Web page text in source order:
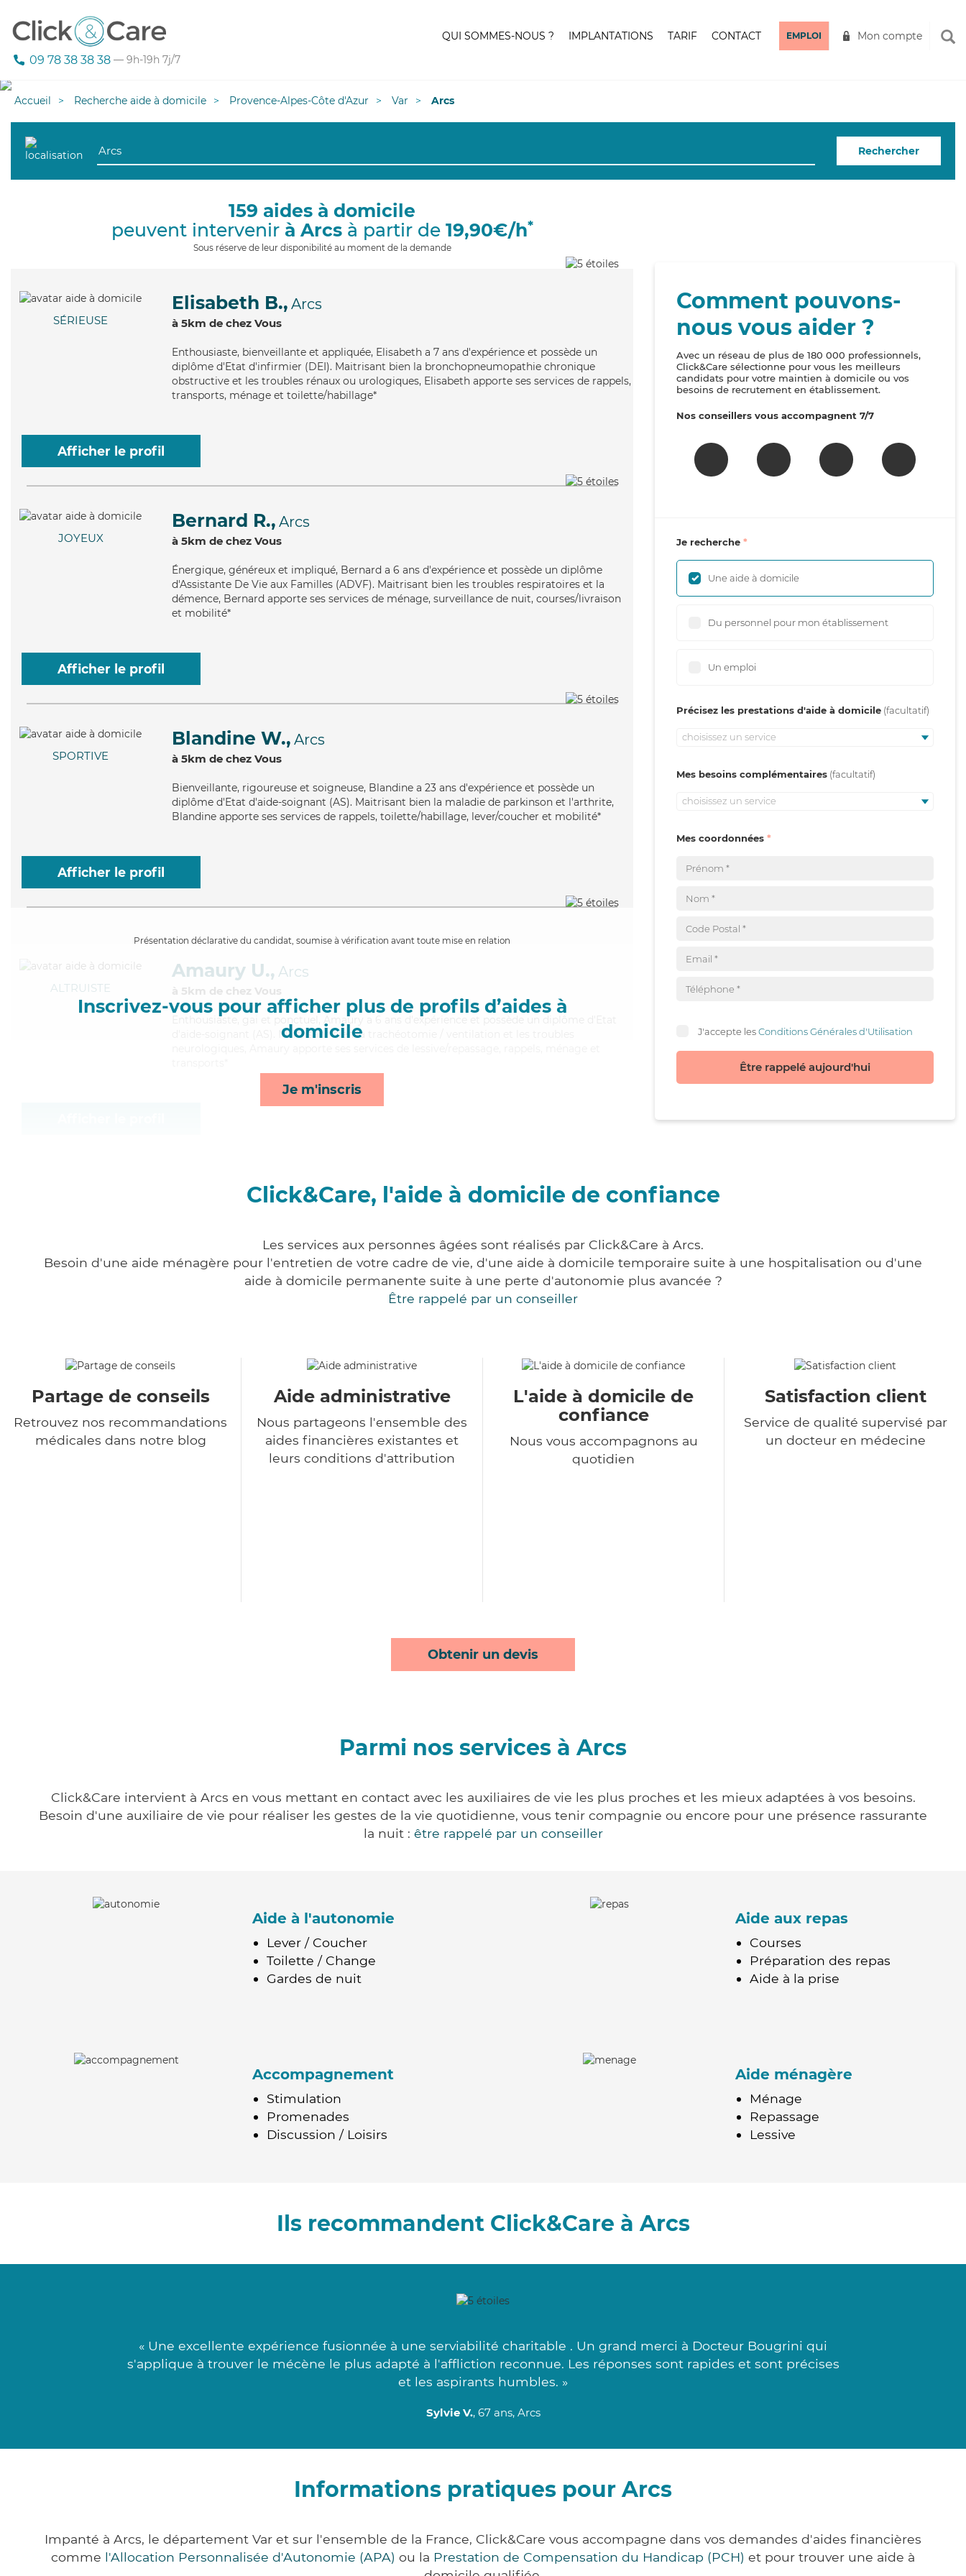
09 78 38 38 38 — 9h-19h 7j/7
QUI SOMMES-NOUS ? IMPLANTATIONS TARIF CONTACT EMPLOI Mon compte
Accueil Recherche aide à domicile Provence-Alpes-Côte d'Azur Var Arcs
Rechercher
159 aides à domicile
peuvent intervenir à Arcsà partir de 19,90€/h*
Sous réserve de leur disponibilité au moment de la demande
SÉRIEUSE
Elisabeth B., Arcs
à 5km de chez Vous
Enthousiaste, bienveillante et appliquée, Elisabeth a 7 ans d'expérience et possède un
diplôme d'Etat d'infirmier (DEI). Maitrisant bien la bronchopneumopathie chronique
obstructive et les troubles rénaux ou urologiques, Elisabeth apporte ses services de rappels,
transports, ménage et toilette/habillage*
Afficher le profil
JOYEUX
Bernard R., Arcs
à 5km de chez Vous
Énergique, généreux et impliqué, Bernard a 6 ans d'expérience et possède un diplôme
d'Assistante De Vie aux Familles (ADVF). Maitrisant bien les troubles respiratoires et la
démence, Bernard apporte ses services de ménage, surveillance de nuit, courses/livraison
et mobilité*
Afficher le profil
SPORTIVE
Blandine W., Arcs
à 5km de chez Vous
Bienveillante, rigoureuse et soigneuse, Blandine a 23 ans d'expérience et possède un
diplôme d'Etat d'aide-soignant (AS). Maitrisant bien la maladie de parkinson et l'arthrite,
Blandine apporte ses services de rappels, toilette/habillage, lever/coucher et mobilité*
Afficher le profil
Présentation déclarative du candidat, soumise à vérification avant toute mise en relation
Inscrivez-vous pour afficher plus de profils d’aides à
domicile
Je m'inscris
ALTRUISTE
Amaury U., Arcs
à 5km de chez Vous
Enthousiaste
, gai et ponctuel, Amaury a 6 ans d'expérience et possède un diplôme d'Etat
d'aide-soignant (AS). Maitrisant bien la trachéotomie / ventilation et les troubles
Comment pouvons-
nous vous aider ?
Avec un réseau de plus de 180 000 professionnels,
Click&Care sélectionne pour vous les meilleurs
candidats pour votre maintien à domicile ou vos
besoins de recrutement en établissement.
Nos conseillers vous accompagnent 7/7
Je recherche
Une aide à domicile
Du personnel pour mon établissement
Un emploi
Précisez les prestations d'aide à domicile
choisissez un service
Mes besoins complémentaires
choisissez un service
Mes coordonnées
J'accepte lesConditions Générales d'Utilisation
Être rappelé aujourd'hui
Click&Care, l'aide à domicile de confiance
Les services aux personnes âgées sont réalisés par Click&Care à Arcs.
Besoin d'une aide ménagère pour l'entretien de votre cadre de vie, d'une aide à domicile temporaire suite à une hospitalisation ou d'une
aide à domicile permanente suite à une perte d'autonomie plus avancée ?
Être rappelé par un conseiller
Partage de conseils
Retrouvez nos recommandations
médicales dans notre blog
Aide administrative
Nous partageons l'ensemble des
aides financières existantes et
leurs conditions d'attribution
L'aide à domicile de
confiance
Nous vous accompagnons au
quotidien
Satisfaction client
Service de qualité supervisé par
un docteur en médecine
Obtenir un devis
Parmi nos services à Arcs
Click&Care intervient à Arcs en vous mettant en contact avec les auxiliaires de vie les plus proches et les mieux adaptées à vos besoins.
Besoin d'une auxiliaire de vie pour réaliser les gestes de la vie quotidienne, vous tenir compagnie ou encore pour une présence rassurante
la nuit : être rappelé par un conseiller
Aide à l'autonomie
Lever / Coucher
Toilette / Change
Gardes de nuit
Aide aux repas
Courses
Préparation des repas
Aide à la prise
Accompagnement
Stimulation
Promenades
Discussion / Loisirs
Aide ménagère
Ménage
Repassage
Lessive
Ils recommandent Click&Care à Arcs
« Une excellente expérience fusionnée à une serviabilité charitable . Un grand merci à Docteur Bougrini qui
s'applique à trouver le mécène le plus adapté à l'affliction reconnue. Les réponses sont rapides et sont précises
et les aspirants humbles. »
Sylvie V., 67 ans, Arcs
Informations pratiques pour Arcs
Impanté à Arcs, le département Var et sur l'ensemble de la France, Click&Care vous accompagne dans vos demandes d'aides financières
comme l'Allocation Personnalisée d'Autonomie (APA) ou la Prestation de Compensation du Handicap (PCH) et pour trouver une aide à